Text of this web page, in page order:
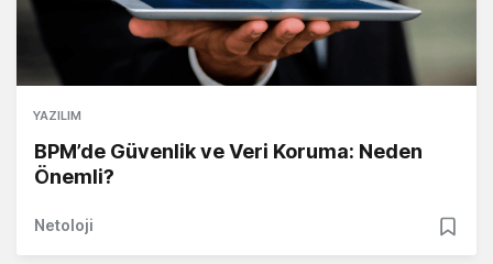
YAZILIM
BPM’de Güvenlik ve Veri Koruma: Neden
Önemli?
Netoloji